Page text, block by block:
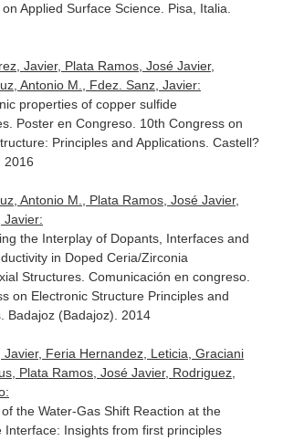
Applied Surface Science. Pisa, Italia.
Javier, Plata Ramos, José Javier,
Antonio M., Fdez. Sanz, Javier:
properties of copper sulfide
Poster en Congreso. 10th Congress on
Principles and Applications. Castell?
2016
Antonio M., Plata Ramos, José Javier,
Javier:
the Interplay of Dopants, Interfaces and
in Doped Ceria/Zirconia
Structures. Comunicación en congreso.
on Electronic Structure Principles and
Badajoz (Badajoz). 2014
Javier, Feria Hernandez, Leticia, Graciani
Plata Ramos, José Javier, Rodriguez,
the Water-Gas Shift Reaction at the
Interface: Insights from first principles